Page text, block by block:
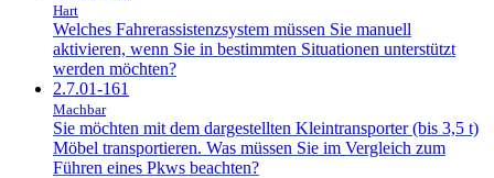
Hart
Welches Fahrerassistenzsystem müssen Sie manuell
aktivieren, wenn Sie in bestimmten Situationen unterstützt
werden möchten?
2.7.01-161
Machbar
Sie möchten mit dem dargestellten Kleintransporter (bis 3,5 t)
Möbel transportieren. Was müssen Sie im Vergleich zum
Führen eines Pkws beachten?